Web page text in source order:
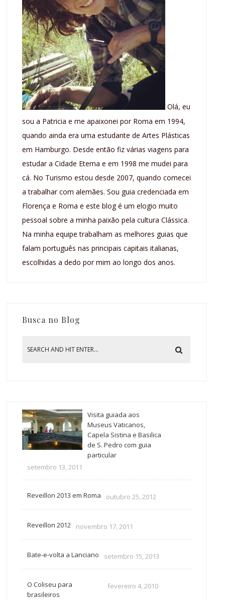
Olá, eu
sou a Patricia e me apaixonei por Roma em 1994,
quando ainda era uma estudante de Artes Plásticas
em Hamburgo. Desde então fiz várias viagens para
estudar a Cidade Eterna e em 1998 me mudei para
cá. No Turismo estou desde 2007, quando comecei
a trabalhar com alemães. Sou guia credenciada em
Florença e Roma e este blog é um elogio muito
pessoal sobre a minha paixão pela cultura Clássica.
Na minha equipe trabalham as melhores guias que
falam português nas principais capitais italianas,
escolhidas a dedo por mim ao longo dos anos.
Busca no Blog
Visita guiada aos
Museus Vaticanos,
Capela Sistina e Basilica
de S. Pedro com guia
particular
setembro 13, 2011
Reveillon 2013 em Roma outubro 25, 2012
Reveillon 2012 novembro 17, 2011
Bate-e-volta a Lanciano setembro 15, 2013
O Coliseu para
brasileiros
fevereiro 4, 2010